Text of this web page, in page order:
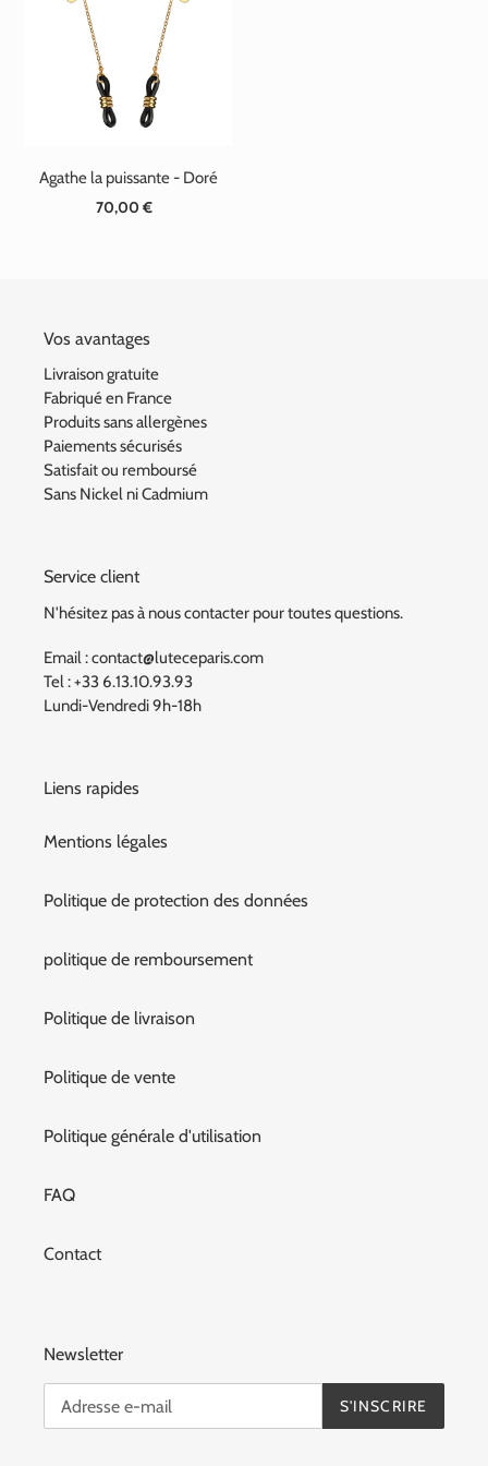
o
:
Agathe la puissante - Doré
Prix
70,00 €
Vos avantages
Livraison gratuite
Fabriqué en France
Produits sans allergènes
Paiements sécurisés
Satisfait ou remboursé
Sans Nickel ni Cadmium
Service client
N'hésitez pas à nous contacter pour toutes questions.
Email : contact@luteceparis.com
Tel : +33 6.13.10.93.93
Lundi-Vendredi 9h-18h
Liens rapides
Mentions légales
Politique de protection des données
politique de remboursement
Politique de livraison
Politique de vente
Politique générale d'utilisation
FAQ
Contact
Newsletter
S'INSCRIRE